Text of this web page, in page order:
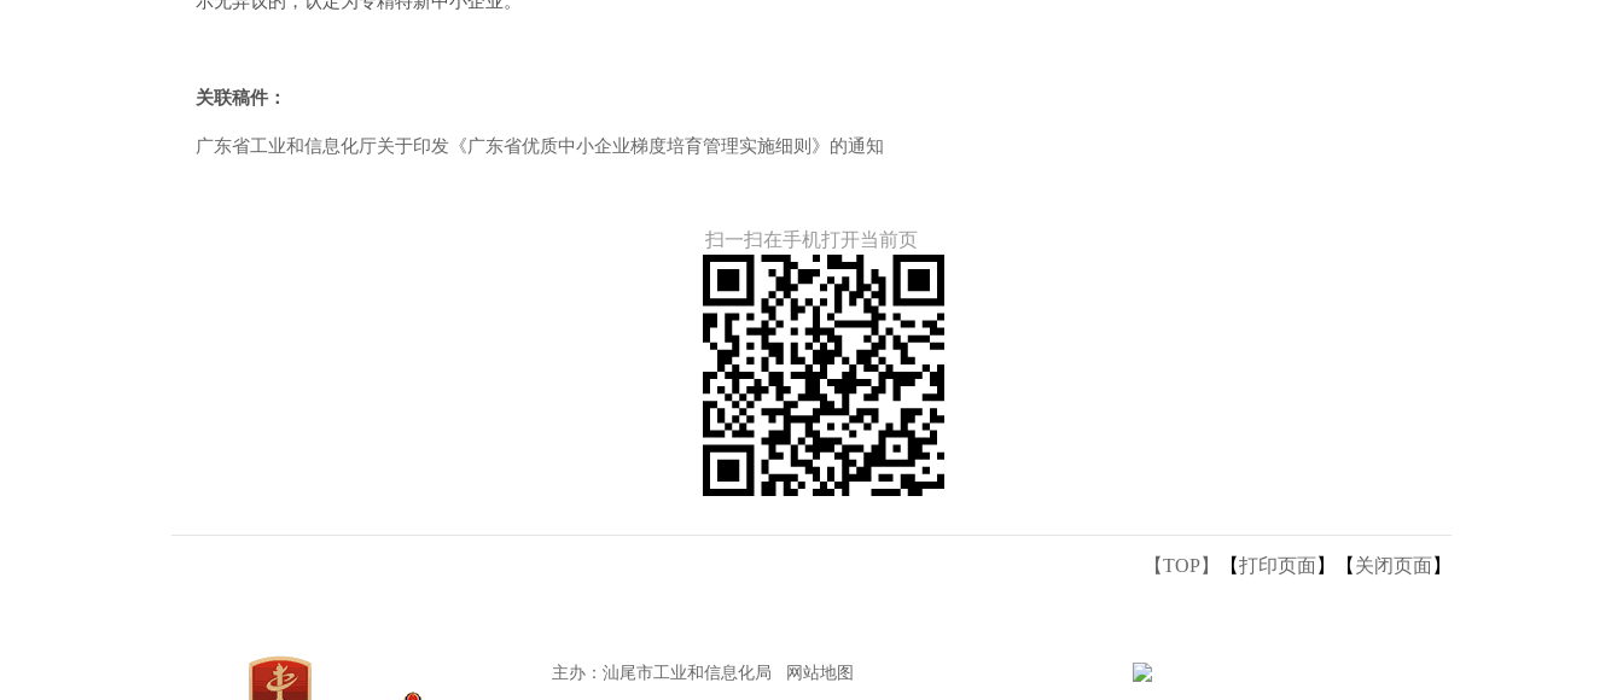
关联稿件：
广东省工业和信息化厅关于印发《广东省优质中小企业梯度培育管理实施细则》的通知
扫一扫在手机打开当前页
【TOP】 【打印页面】【 关闭页面】
主办：汕尾市工业和信息化局 网站地图